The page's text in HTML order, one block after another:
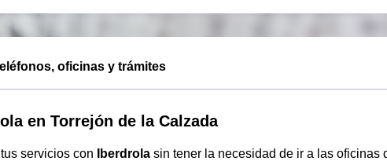
oficinas y trámites
en Torrejón de la Calzada
servicios con Iberdrola sin tener la necesidad de ir a las oficinas